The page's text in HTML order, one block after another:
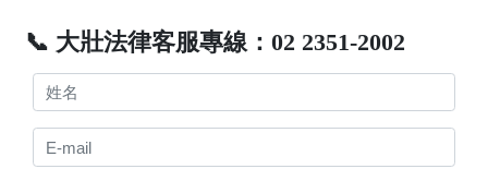
📞 大壯法律客服專線：02 2351-2002